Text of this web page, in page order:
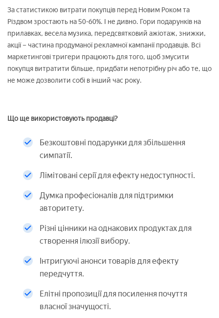
За статистикою витрати покупців перед Новим Роком та
Різдвом зростають на 50-60%. І не дивно. Гори подарунків на
прилавках, весела музика, передсвятковий ажіотаж, знижки,
акції – частина продуманої рекламної кампанії продавців. Всі
маркетингові тригери працюють для того, щоб змусити
покупця витратити більше, придбати непотрібну річ або те, що
не може дозволити собі в інший час року.
Що ще використовують продавці?
Безкоштовні подарунки для збільшення
симпатії.
Лімітовані серії для ефекту недоступності.
Думка професіоналів для підтримки
авторитету.
Різні цінники на однакових продуктах для
створення ілюзії вибору.
Інтригуючі анонси товарів для ефекту
передчуття.
Елітні пропозиції для посилення почуття
власної значущості.